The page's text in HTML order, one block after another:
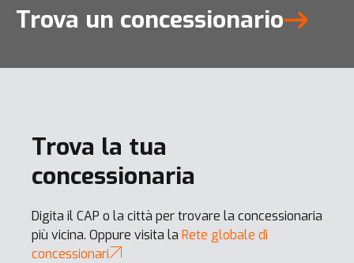
DL380-7
DL80TL-7
Trova un concessionario
Trova la tua
concessionaria
Digita il CAP o la città per trovare la concessionaria
più vicina. Oppure visita la Rete globale di
concessionari